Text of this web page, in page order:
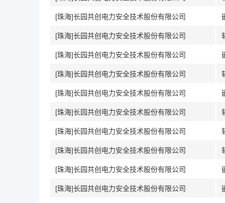
[珠海]长园共创电力安全技术股份有限公司
[珠海]长园共创电力安全技术股份有限公司
[珠海]长园共创电力安全技术股份有限公司
[珠海]长园共创电力安全技术股份有限公司
[珠海]长园共创电力安全技术股份有限公司
[珠海]长园共创电力安全技术股份有限公司
[珠海]长园共创电力安全技术股份有限公司
[珠海]长园共创电力安全技术股份有限公司
[珠海]长园共创电力安全技术股份有限公司
[珠海]长园共创电力安全技术股份有限公司